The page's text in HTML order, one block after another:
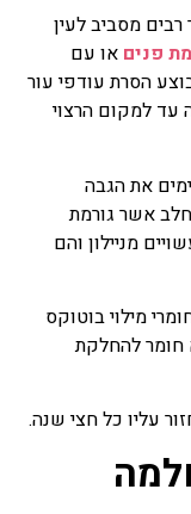
רבים מסביב לעין
פנים או עם
הסרת עודפי עור
עד למקום הרצוי
את הגבה
אשר גורמת
מניילון והם
מילוי בוטוקס
חומר להחלקת
עליו כל חצי שנה.